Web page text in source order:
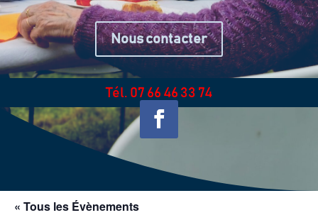
Nous contacter
Tél. 07 66 46 33 74
« Tous les Évènements